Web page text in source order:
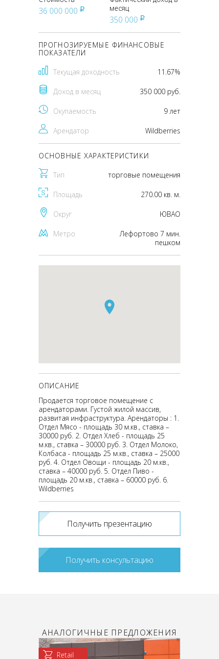
36 000 000 pуб
месяц
350 000 pуб
ПРОГНОЗИРУЕМЫЕ ФИНАНСОВЫЕ
ПОКАЗАТЕЛИ
Текущая доходность 11.67%
Доход в месяц 350 000 руб.
Окупаемость 9 лет
Арендатор Wildberries
ОСНОВНЫЕ ХАРАКТЕРИСТИКИ
Тип торговые помещения
Площадь 270.00 кв. м.
Округ ЮВАО
Метро
Лефортово 7 мин.
пешком
ОПИСАНИЕ
Продается торговое помещение с
арендаторами. Густой жилой массив,
развитая инфраструктура. Арендаторы : 1.
Отдел Мясо - площадь 30 м.кв., ставка –
30000 руб. 2. Отдел Хлеб - площадь 25
м.кв., ставка – 30000 руб. 3. Отдел Молоко,
Колбаса - площадь 25 м.кв., ставка – 25000
руб. 4. Отдел Овощи - площадь 20 м.кв.,
ставка – 40000 руб. 5. Отдел Пиво -
площадь 20 м.кв., ставка – 60000 руб. 6.
Wildberries
Получить презентацию
Получить консультацию
АНАЛОГИЧНЫЕ ПРЕДЛОЖЕНИЯ
Retail